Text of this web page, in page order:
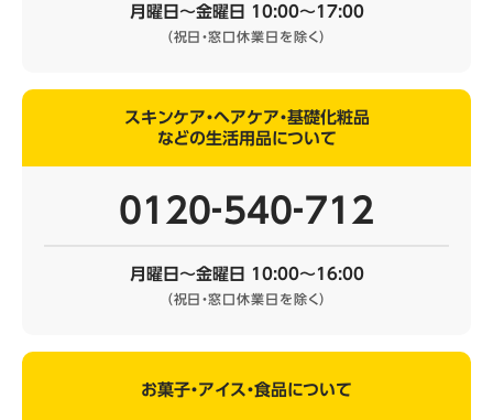
月曜日～金曜日 10:00～17:00
（祝日・窓口休業日を除く）
スキンケア・ヘアケア・基礎化粧品
などの生活用品について
0120‐540‐712
月曜日～金曜日 10:00～16:00
（祝日・窓口休業日を除く）
お菓子・アイス・食品について